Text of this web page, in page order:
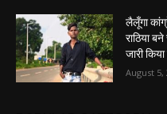
लैलूँगा
राठिया
जारी
August 5,